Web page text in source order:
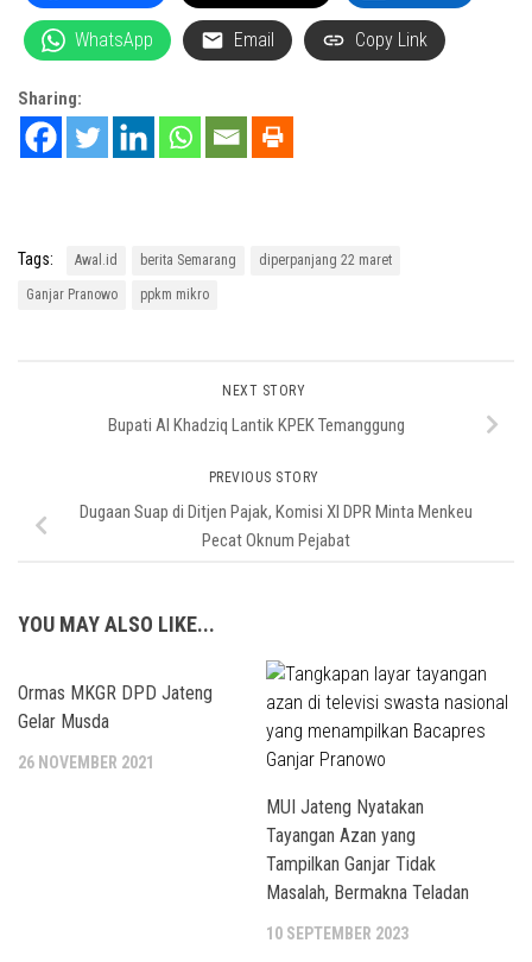
WhatsApp Email Copy Link
Sharing:
Tags: Awal.id berita Semarang diperpanjang 22 maret
Ganjar Pranowo ppkm mikro
NEXT STORY
Bupati Al Khadziq Lantik KPEK Temanggung
PREVIOUS STORY
Dugaan Suap di Ditjen Pajak, Komisi XI DPR Minta Menkeu
Pecat Oknum Pejabat
YOU MAY ALSO LIKE...
Ormas MKGR DPD Jateng
Gelar Musda
26 NOVEMBER 2021
MUI Jateng Nyatakan
Tayangan Azan yang
Tampilkan Ganjar Tidak
Masalah, Bermakna Teladan
10 SEPTEMBER 2023